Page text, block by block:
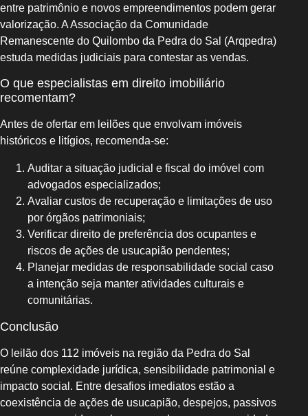
entre patrimônio e novos empreendimentos podem gerar
valorização. A Associação da Comunidade
Remanescente do Quilombo da Pedra do Sal (Arqpedra)
estuda medidas judiciais para contestar as vendas.
O que especialistas em direito imobiliário
recomentam?
Antes de ofertar em leilões que envolvam imóveis
históricos e litígios, recomenda-se:
Auditar a situação judicial e fiscal do imóvel com
advogados especializados;
Avaliar custos de recuperação e limitações de uso
por órgãos patrimoniais;
Verificar direito de preferência dos ocupantes e
riscos de ações de usucapião pendentes;
Planejar medidas de responsabilidade social caso
a intenção seja manter atividades culturais e
comunitárias.
Conclusão
O leilão dos 112 imóveis na região da Pedra do Sal
reúne complexidade jurídica, sensibilidade patrimonial e
impacto social. Entre desafios imediatos estão a
coexistência de ações de usucapião, despejos, passivos